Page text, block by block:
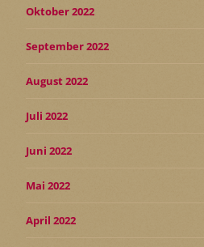
Oktober 2022
September 2022
August 2022
Juli 2022
Juni 2022
Mai 2022
April 2022